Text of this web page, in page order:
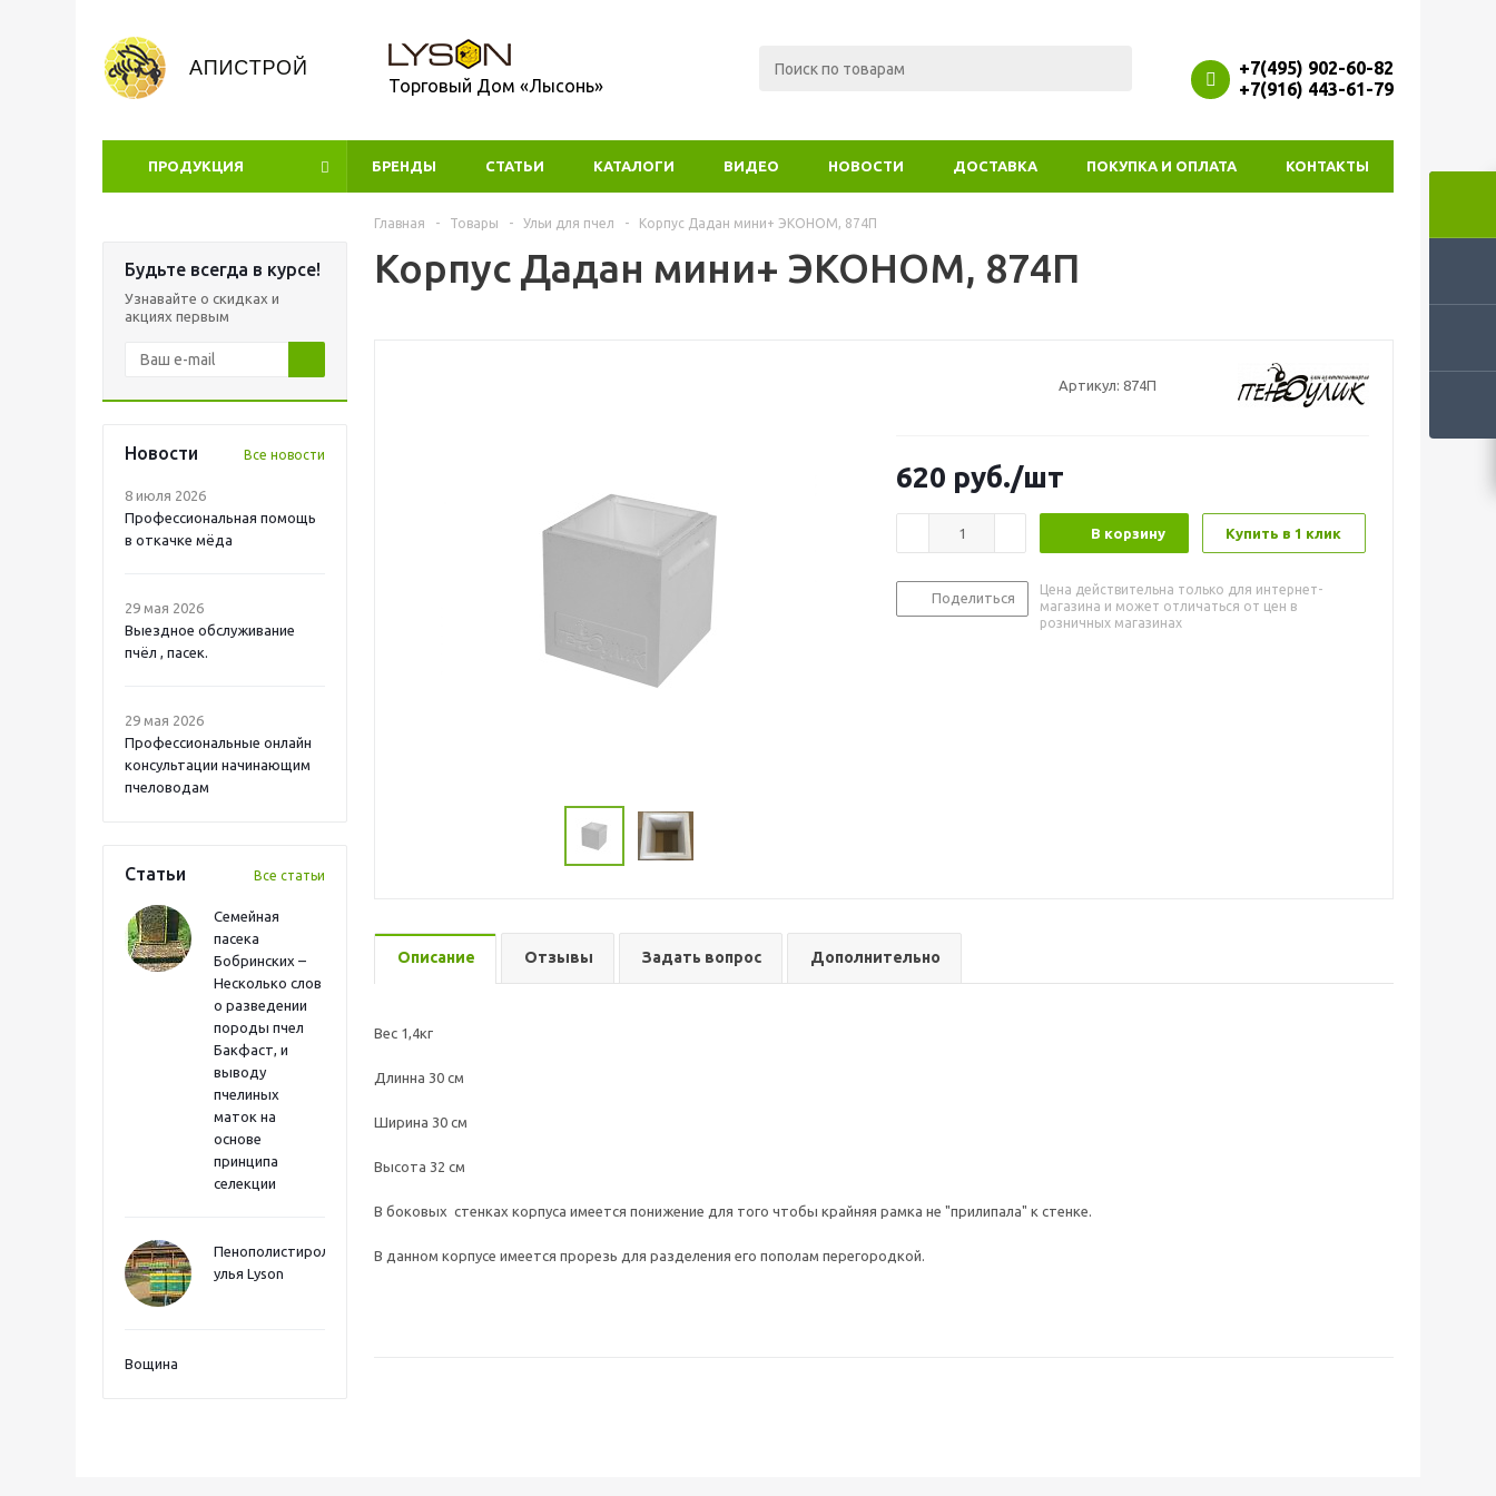
Торговый Дом «Лысонь»
+7(495) 902-60-82
+7(916) 443-61-79
ПРОДУКЦИЯ УЦЕНКА
БРЕНДЫ СТАТЬИ КАТАЛОГИ ВИДЕО НОВОСТИ ДОСТАВКА ПОКУПКА И ОПЛАТА КОНТАКТЫ
Будьте всегда в курсе!
Узнавайте о скидках и
акциях первым
Новости Все новости
8 июля 2026
Профессиональная помощь
в откачке мёда
29 мая 2026
Выездное обслуживание
пчёл , пасек.
29 мая 2026
Профессиональные онлайн
консультации начинающим
пчеловодам
Статьи Все статьи
Семейная
пасека
Бобринских –
Несколько слов
о разведении
породы пчел
Бакфаст, и
выводу
пчелиных
маток на
основе
принципа
селекции
Пенополистиролные
улья Lyson
Вощина
Главная - Товары - Ульи для пчел - Корпус Дадан мини+ ЭКОНОМ, 874П
Корпус Дадан мини+ ЭКОНОМ, 874П
Артикул: 874П
620 руб./шт
В корзину Купить в 1 клик
Поделиться
Цена действительна только для интернет-
магазина и может отличаться от цен в
розничных магазинах
Описание Отзывы Задать вопрос Дополнительно
Вес 1,4кг
Длинна 30 см
Ширина 30 см
Высота 32 см
В боковых стенках корпуса имеется понижение для того чтобы крайняя рамка не "прилипала" к стенке.
В данном корпусе имеется прорезь для разделения его пополам перегородкой.